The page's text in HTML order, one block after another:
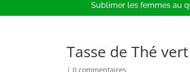
Sublimer les femmes au
Tasse de Thé vert
|0 commentaires